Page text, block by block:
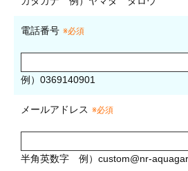
電話番号 ※必須
例）0369140901
メールアドレス ※必須
半角英数字 例） custom@nr-